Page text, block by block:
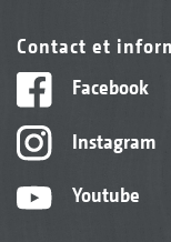
Contact et
Facebook
Instagram
Youtube